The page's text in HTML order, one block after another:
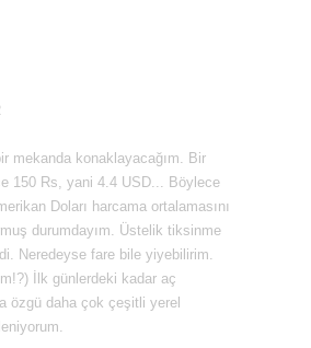
mekanda konaklayacağım. Bir
150 Rs, yani 4.4 USD... Böylece
Doları harcama ortalamasını
durumdayım. Üstelik tiksinme
Neredeyse fare bile yiyebilirim.
İlk günlerdeki kadar aç
özgü daha çok çeşitli yerel